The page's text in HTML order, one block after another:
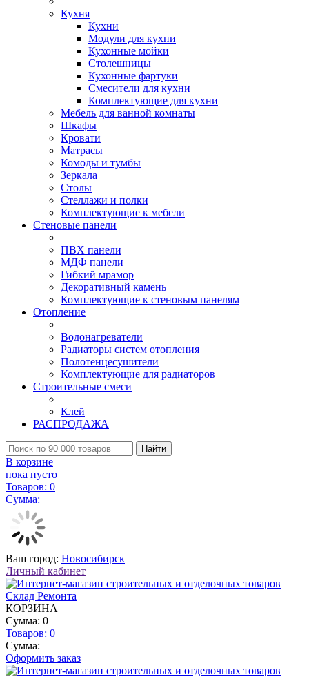
Кухня
Кухни
Модули для кухни
Кухонные мойки
Столешницы
Кухонные фартуки
Смесители для кухни
Комплектующие для кухни
Мебель для ванной комнаты
Шкафы
Кровати
Матрасы
Комоды и тумбы
Зеркала
Столы
Стеллажи и полки
Комплектующие к мебели
Стеновые панели
ПВХ панели
МДФ панели
Гибкий мрамор
Декоративный камень
Комплектующие к стеновым панелям
Отопление
Водонагреватели
Радиаторы систем отопления
Полотенцесушители
Комплектующие для радиаторов
Строительные смеси
Клей
РАСПРОДАЖА
Найти
В корзине
пока пусто
Товаров: 0
Сумма:
Ваш город: Новосибирск
Личный кабинет
КОРЗИНА
Сумма: 0
Товаров: 0
Сумма:
Оформить заказ